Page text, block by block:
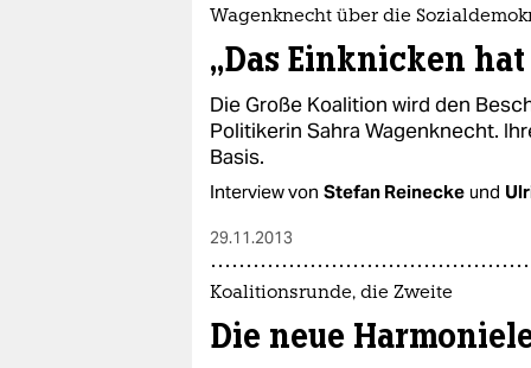
epaper login
Wagenknecht über die
„Das Einknicken
Die Große Koalition wird den
Politikerin Sahra Wagenknecht.
Basis.
Interview von Stefan Reinecke und
29.11.2013
Koalitionsrunde, die Zweite
Die neue